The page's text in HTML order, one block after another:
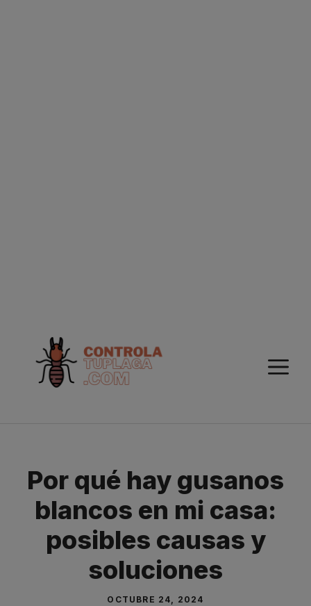
contenido
Por qué hay gusanos
blancos en mi casa:
posibles causas y
soluciones
OCTUBRE 24, 2024